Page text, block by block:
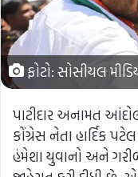
ફોટો: સોસીયલ
પાટીદાર અનામત
કોંગ્રેસ નેતા હાર્દિક
હંમેશા યુવાનો અને